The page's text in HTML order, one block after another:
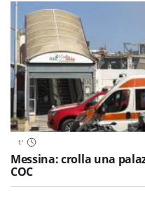
1'
Messina: crolla una
COC